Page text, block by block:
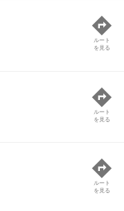
ルート
を見る
ルート
を見る
ルート
を見る